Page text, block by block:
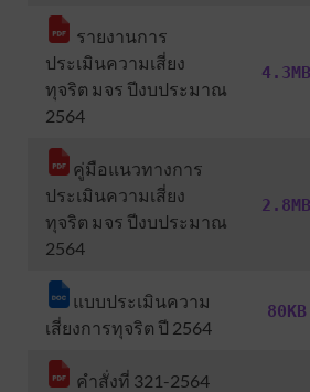
รายงานการ
ประเมินความเสี่ยง
ทุจริต มจร ปีงบประมาณ
2564
4.3MB
คู่มือแนวทางการ
ประเมินความเสี่ยง
ทุจริต มจร ปีงบประมาณ
2564
2.8MB
แบบประเมินความ
เสี่ยงการทุจริต ปี 2564
80KB
คำสั่งที่ 321-2564